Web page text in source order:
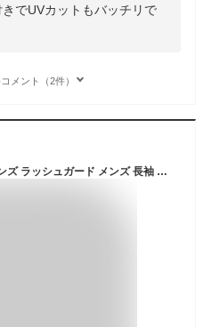
でUVカットもバッチリで
メント（2件）
【メール便対応】大きいサイズ メンズ ラッシュガード メンズ 長袖 水着 夏 ブランド 4L 5L 6L 7L XL 2XL 3XL 4XL 5XL ロンt 体系カバー 撥水加工 UVカット b系 ファッション ストリート系